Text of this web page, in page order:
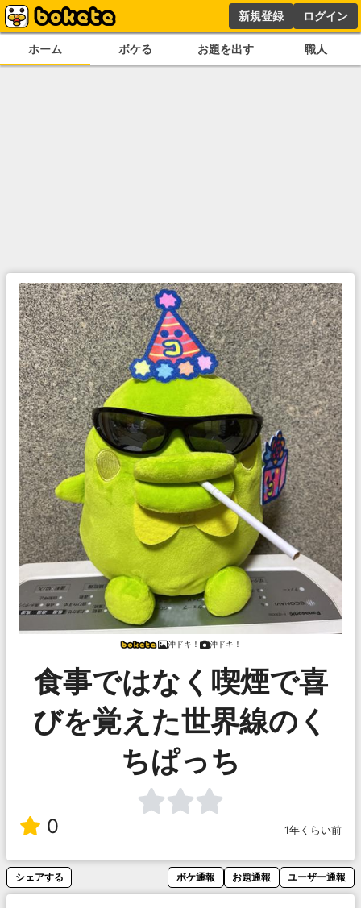
新規登録 ログイン
ホーム ボケる お題を出す 職人
沖ドキ！ 沖ドキ！
食事ではなく喫煙で喜
びを覚えた世界線のく
ちぱっち
0 1年くらい前
シェアする ボケ通報 お題通報 ユーザー通報